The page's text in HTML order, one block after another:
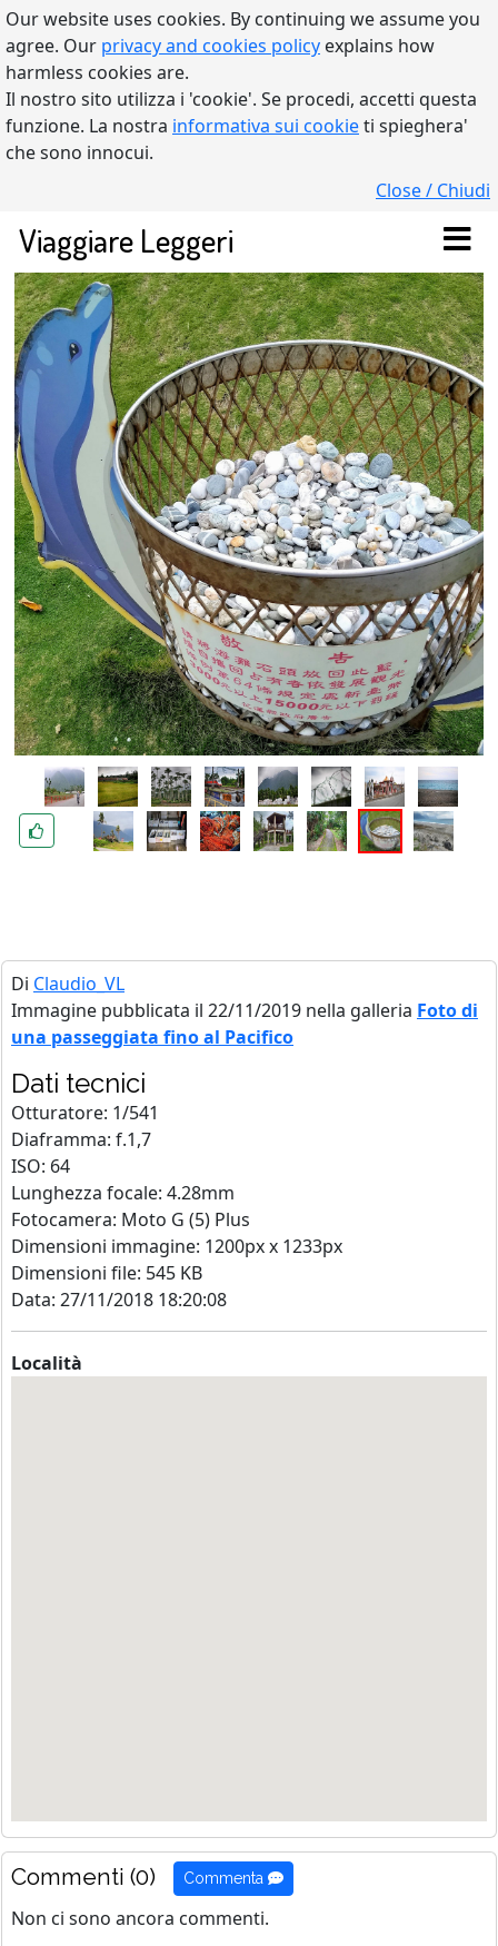
Our website uses cookies. By continuing we assume you
agree. Our privacy and cookies policy explains how
harmless cookies are.
Il nostro sito utilizza i 'cookie'. Se procedi, accetti questa
funzione. La nostra informativa sui cookieti spieghera'
che sono innocui.
Close / Chiudi
Viaggiare Leggeri
Di Claudio_VL
Immagine pubblicata il 22/11/2019 nella galleria Foto di
una passeggiata fino al Pacifico
Dati tecnici
Otturatore: 1/541
Diaframma: f.1,7
ISO: 64
Lunghezza focale: 4.28mm
Fotocamera: Moto G (5) Plus
Dimensioni immagine: 1200px x 1233px
Dimensioni file: 545 KB
Data: 27/11/2018 18:20:08
Località
Commenti (0) Commenta
Non ci sono ancora commenti.